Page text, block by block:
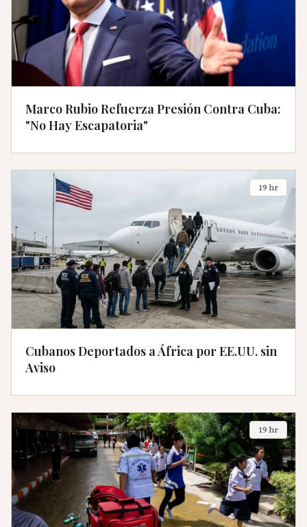
Marco Rubio Refuerza Presión Contra Cuba:
"No Hay Escapatoria"
19 hr
Cubanos Deportados a África por EE.UU. sin
Aviso
19 hr